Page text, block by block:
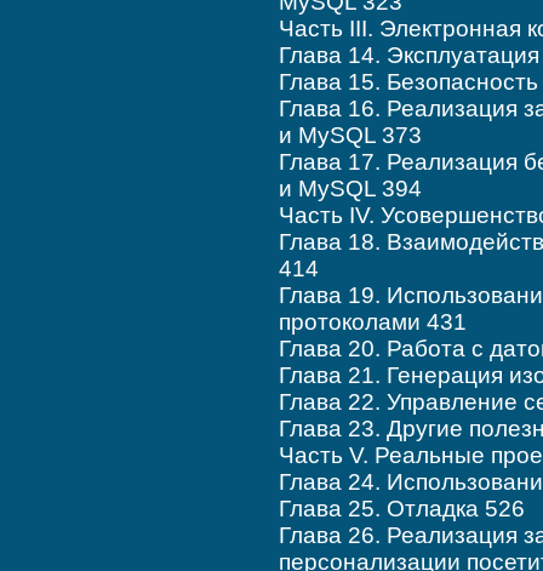
Часть III. Электронная
Глава 14.
Глава 15.
Глава 16. Реализация
и MySQL 373
Глава 17. Реализация
и MySQL 394
Часть IV.
Глава 18.
414
Глава 19.
протоколами 431
Глава 20. Работа с
Глава 21. Генерация
Глава 22. Управление
Глава 23. Другие
Часть V. Реальные
Глава 24.
Глава 25. Отладка 526
Глава 26. Реализация
персонализации